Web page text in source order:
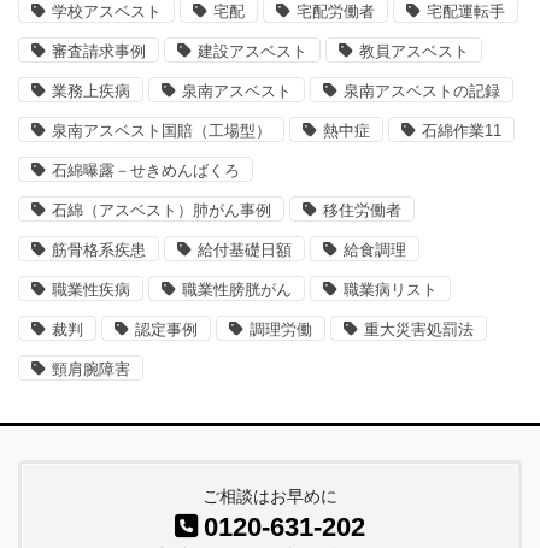
学校アスベスト 宅配 宅配労働者 宅配運転手
審査請求事例 建設アスベスト 教員アスベスト
業務上疾病 泉南アスベスト 泉南アスベストの記録
泉南アスベスト国賠（工場型） 熱中症 石綿作業11
石綿曝露－せきめんばくろ
石綿（アスベスト）肺がん事例 移住労働者
筋骨格系疾患 給付基礎日額 給食調理
職業性疾病 職業性膀胱がん 職業病リスト
裁判 認定事例 調理労働 重大災害処罰法
頸肩腕障害
ご相談はお早めに
0120-631-202